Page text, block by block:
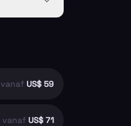
vanaf US$ 59
vanaf US$ 71